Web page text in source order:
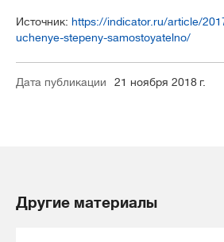
Источник: https://indicator.ru/article/
uchenye-stepeny-samostoyatelno/
Дата публикации 21 ноября 2018 г.
Другие материалы